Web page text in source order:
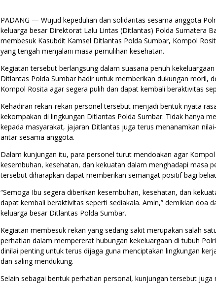
PADANG — Wujud kepedulian dan solidaritas sesama anggota
keluarga besar Direktorat Lalu Lintas (Ditlantas) Polda Sumatera
membesuk Kasubdit Kamsel Ditlantas Polda Sumbar, Kompol
yang tengah menjalani masa pemulihan kesehatan.
Kegiatan tersebut berlangsung dalam suasana penuh
Ditlantas Polda Sumbar hadir untuk memberikan dukungan moril,
Kompol Rosita agar segera pulih dan dapat kembali beraktivitas
Kehadiran rekan-rekan personel tersebut menjadi bentuk nyata
kekompakan di lingkungan Ditlantas Polda Sumbar. Tidak hanya
kepada masyarakat, jajaran Ditlantas juga terus menanamkan
antar sesama anggota.
Dalam kunjungan itu, para personel turut mendoakan agar
kesembuhan, kesehatan, dan kekuatan dalam menghadapi masa
tersebut diharapkan dapat memberikan semangat positif bagi
“Semoga Ibu segera diberikan kesembuhan, kesehatan, dan
dapat kembali beraktivitas seperti sediakala. Amin,” demikian doa
keluarga besar Ditlantas Polda Sumbar.
Kegiatan membesuk rekan yang sedang sakit merupakan salah
perhatian dalam mempererat hubungan kekeluargaan di tubuh
dinilai penting untuk terus dijaga guna menciptakan lingkungan
dan saling mendukung.
Selain sebagai bentuk perhatian personal, kunjungan tersebut juga